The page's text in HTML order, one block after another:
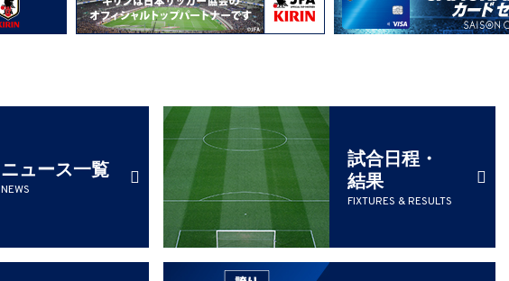
ニュース一覧
NEWS
試合日程・
結果
FIXTURES & RESULTS